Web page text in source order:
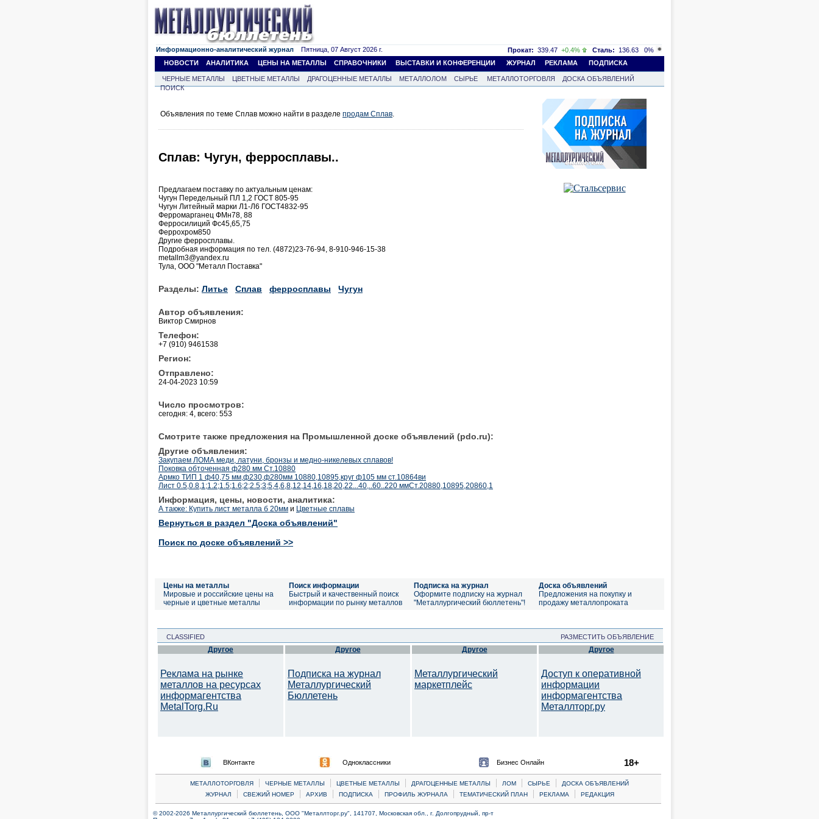
Информационно-аналитический журнал Пятница, 07 Август 2026 г. Прокат: 339.47 +0.4% Сталь: 136.63
0%
НОВОСТИ
АНАЛИТИКА ЦЕНЫ НА МЕТАЛЛЫ СПРАВОЧНИКИ ВЫСТАВКИ И КОНФЕРЕНЦИИ ЖУРНАЛ РЕКЛАМА ПОДПИСКА
ЧЕРНЫЕ МЕТАЛЛЫ ЦВЕТНЫЕ МЕТАЛЛЫ ДРАГОЦЕННЫЕ МЕТАЛЛЫ МЕТАЛЛОЛОМ СЫРЬЕ МЕТАЛЛОТОРГОВЛЯ
ДОСКА ОБЪЯВЛЕНИЙ
ПОИСК
Объявления по теме Сплав можно найти в разделе продам Сплав.
Сплав: Чугун, ферросплавы..
Предлагаем поставку по актуальным ценам:
Чугун Передельный ПЛ 1,2 ГОСТ 805-95
Чугун Литейный марки Л1-Л6 ГОСТ4832-95
Ферромарганец ФМн78, 88
Ферросилиций Фс45,65,75
Феррохром850
Другие ферросплавы.
Подробная информация по тел. (4872)23-76-94, 8-910-946-15-38
metallm3@yandex.ru
Тула, ООО "Металл Поставка"
Разделы: Литье Сплав ферросплавы Чугун
Автор объявления:
Виктор Смирнов
Телефон:
+7 (910) 9461538
Регион:
Отправлено:
24-04-2023 10:59
Число просмотров:
сегодня: 4, всего: 553
Смотрите также предложения на Промышленной доске объявлений (pdo.ru):
Другие объявления:
Закупаем ЛОМА меди, латуни, бронзы и медно-никелевых сплавов!
Поковка обточенная ф280 мм Ст.10880
Армко ТИП 1 ф40,75 мм,ф230,ф280мм 10880,10895,круг ф105 мм ст.10864ви
Лист 0.5,0.8,1;1.2;1.5;1.6;2;2.5;3;5,4,6,8,12,14,16,18,20,22...40,..60..220 ммСт.20880,10895,20860,1
Информация, цены, новости, аналитика:
А также: Купить лист металла б 20мм и Цветные сплавы
Вернуться в раздел "Доска объявлений"
Поиск по доске объявлений >>
Цены на металлы
Мировые и российские цены на
черные и цветные металлы
Поиск информации
Быстрый и качественный поиск
информации по рынку металлов
Подписка на журнал
Оформите подписку на журнал
"Металлургический бюллетень"!
Доска объявлений
Предложения на покупку и
продажу металлопроката
CLASSIFIED РАЗМЕСТИТЬ ОБЪЯВЛЕНИЕ
Другое
Реклама на рынке
металлов на ресурсах
информагентства
MetalTorg.Ru
Другое
Подписка на журнал
Металлургический
Бюллетень
Другое
Металлургический
маркетплейс
Другое
Доступ к оперативной
информации
информагентства
Металлторг.ру
ВКонтакте Одноклассники Бизнес Онлайн 18+
МЕТАЛЛОТОРГОВЛЯ | ЧЕРНЫЕ МЕТАЛЛЫ | ЦВЕТНЫЕ МЕТАЛЛЫ | ДРАГОЦЕННЫЕ МЕТАЛЛЫ | ЛОМ | CЫРЬЕ |
ДОСКА ОБЪЯВЛЕНИЙ
ЖУРНАЛ
| СВЕЖИЙ НОМЕР | АРХИВ | ПОДПИСКА | ПРОФИЛЬ ЖУРНАЛА | ТЕМАТИЧЕСКИЙ ПЛАН | РЕКЛАМА | РЕДАКЦИЯ
© 2002-2026 Металлургический бюллетень, ООО "Металлторг.ру", 141707, Московская обл., г. Долгопрудный, пр-т